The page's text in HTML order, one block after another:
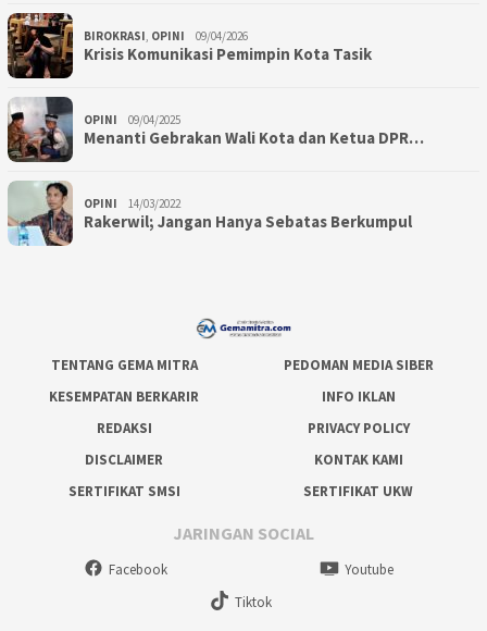
BIROKRASI, OPINI 09/04/2026
Krisis Komunikasi Pemimpin Kota Tasik
OPINI 09/04/2025
Menanti Gebrakan Wali Kota dan Ketua DPR…
OPINI 14/03/2022
Rakerwil; Jangan Hanya Sebatas Berkumpul
TENTANG GEMA MITRA
PEDOMAN MEDIA SIBER
KESEMPATAN BERKARIR
INFO IKLAN
REDAKSI
PRIVACY POLICY
DISCLAIMER
KONTAK KAMI
SERTIFIKAT SMSI
SERTIFIKAT UKW
JARINGAN SOCIAL
Facebook
Youtube
Tiktok